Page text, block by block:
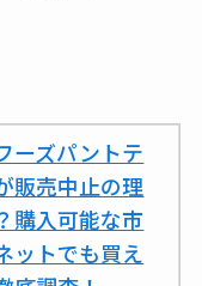
ーズパントテ
販売中止の理
購入可能な市
ットでも買え